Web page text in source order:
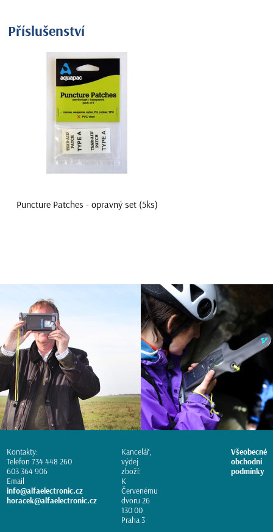
Příslušenství
Puncture Patches - opravný set (5ks)
Kontakty:
Telefon 734 448 260
603 364 906
Email
info@alfaelectronic.cz
horacek@alfaelectronic.cz
Kancelář,
výdej
zboží:
K
Červenému
dvoru 26
130 00
Praha 3
Všeobecné
obchodní
podmínky